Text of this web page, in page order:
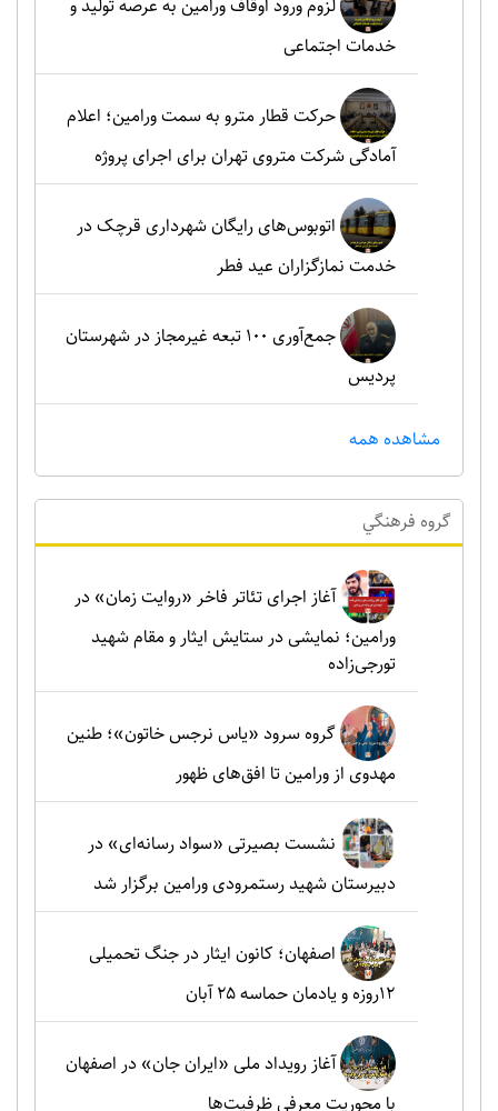
لزوم ورود اوقاف ورامین به عرصه تولید و
خدمات اجتماعی
حرکت قطار مترو به سمت ورامین؛ اعلام
آمادگی شرکت متروی تهران برای اجرای پروژه
اتوبوس‌های رایگان شهرداری قرچک در
خدمت نمازگزاران عید فطر
جمع‌آوری ۱۰۰ تبعه غیرمجاز در شهرستان
پردیس
مشاهده همه
گروه فرهنگي
آغاز اجرای تئاتر فاخر «روایت زمان» در
ورامین؛ نمایشی در ستایش ایثار و مقام شهید
تورجی‌زاده
گروه سرود «یاس نرجس خاتون»؛ طنین
مهدوی از ورامین تا افق‌های ظهور
نشست بصیرتی «سواد رسانه‌ای» در
دبیرستان شهید رستمرودی ورامین برگزار شد
اصفهان؛ کانون ایثار در جنگ تحمیلی
۱۲روزه و یادمان حماسه ۲۵ آبان
آغاز رویداد ملی «ایران جان» در اصفهان
با محوریت معرفی ظرفیت‌ها